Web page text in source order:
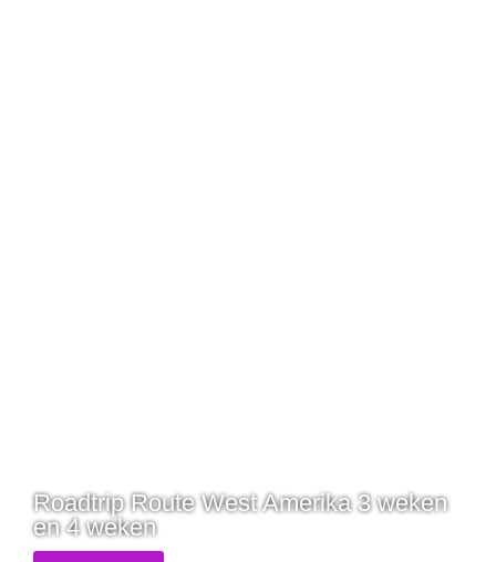
Roadtrip Route West Amerika 3 weken
en 4 weken